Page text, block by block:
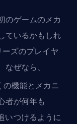
のゲームのメカ
ているかもしれ
ズのプレイヤ
ぜなら、
の機能とメカニ
者が何年も
いつけるように